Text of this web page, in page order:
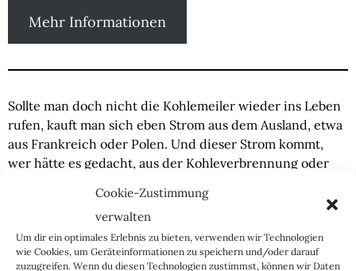
Cookie-Zustimmung
verwalten
Um dir ein optimales Erlebnis zu bieten, verwenden wir Technologien
wie Cookies, um Geräteinformationen zu speichern und/oder darauf
zuzugreifen. Wenn du diesen Technologien zustimmst, können wir Daten
Mehr Informationen
Sollte man doch nicht die Kohlemeiler wieder ins Leben
rufen, kauft man sich eben Strom aus dem Ausland, etwa
aus Frankreich oder Polen. Und dieser Strom kommt,
wer hätte es gedacht, aus der Kohleverbrennung oder
Nachbar will nicht mehr von der Kohle abhängig sein
und plant den großen Atomeinstieg – mit Unterstützung
durch amerikanische Gelder.